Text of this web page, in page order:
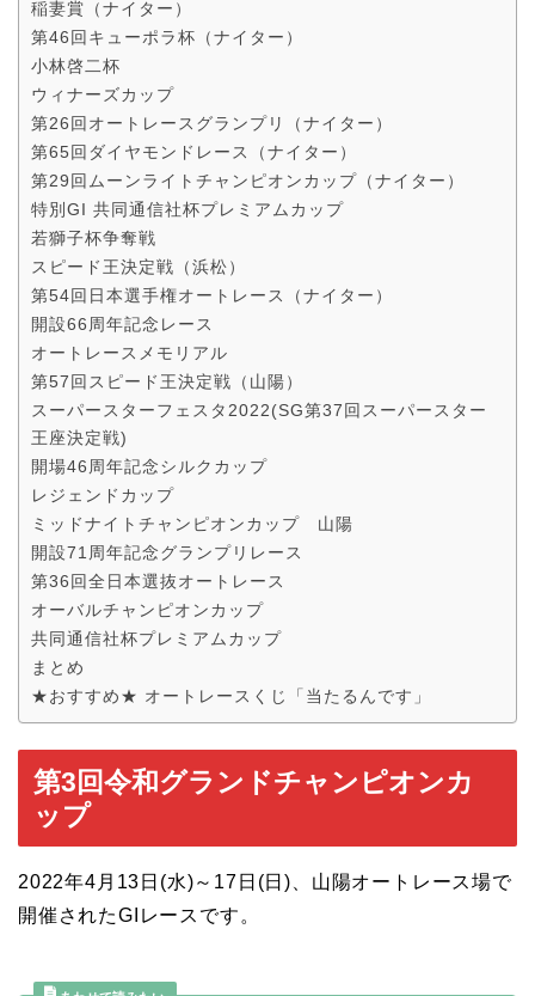
稲妻賞（ナイター）
第46回キューポラ杯（ナイター）
小林啓二杯
ウィナーズカップ
第26回オートレースグランプリ（ナイター）
第65回ダイヤモンドレース（ナイター）
第29回ムーンライトチャンピオンカップ（ナイター）
特別GI 共同通信社杯プレミアムカップ
若獅子杯争奪戦
スピード王決定戦（浜松）
第54回日本選手権オートレース（ナイター）
開設66周年記念レース
オートレースメモリアル
第57回スピード王決定戦（山陽）
スーパースターフェスタ2022(SG第37回スーパースター
王座決定戦)
開場46周年記念シルクカップ
レジェンドカップ
ミッドナイトチャンピオンカップ 山陽
開設71周年記念グランプリレース
第36回全日本選抜オートレース
オーバルチャンピオンカップ
共同通信社杯プレミアムカップ
まとめ
★おすすめ★ オートレースくじ「当たるんです」
第3回令和グランドチャンピオンカ
ップ
2022年4月13日(水)～17日(日)、山陽オートレース場で
開催されたGIレースです。